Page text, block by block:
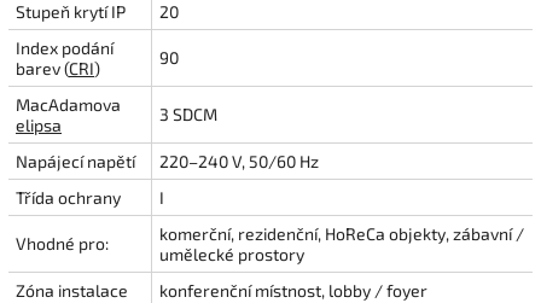
Stupeň krytí IP
20
Index podání
barev (CRI)
90
MacAdamova
elipsa
3 SDCM
Napájecí napětí
220–240 V, 50/60 Hz
Třída ochrany
I
Vhodné pro:
komerční, rezidenční, HoReCa objekty, zábavní /
umělecké prostory
Zóna instalace
konferenční místnost, lobby / foyer